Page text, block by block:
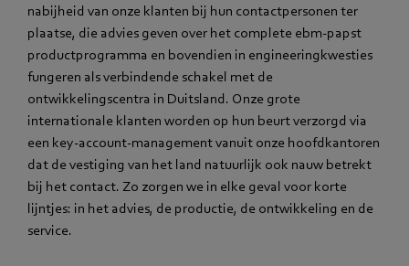
nabijheid van onze klanten bij hun contactpersonen ter
plaatse, die advies geven over het complete ebm-papst
productprogramma en bovendien in engineeringkwesties
fungeren als verbindende schakel met de
ontwikkelingscentra in Duitsland. Onze grote
internationale klanten worden op hun beurt verzorgd via
een key-account-management vanuit onze hoofdkantoren
dat de vestiging van het land natuurlijk ook nauw betrekt
bij het contact. Zo zorgen we in elke geval voor korte
lijntjes: in het advies, de productie, de ontwikkeling en de
service.